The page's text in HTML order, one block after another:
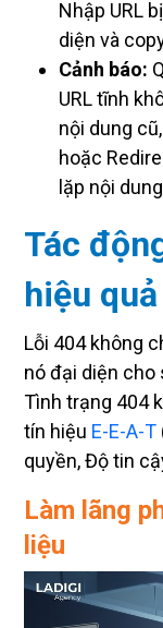
diện và
Cảnh báo:
URL tĩnh
nội dung
hoặc
lặp nội
Tác
hiệu
Lỗi 404 không
nó đại diện
Tình trạng 404
tín hiệuE-E-A-T
quyền, Độ tin
liệu